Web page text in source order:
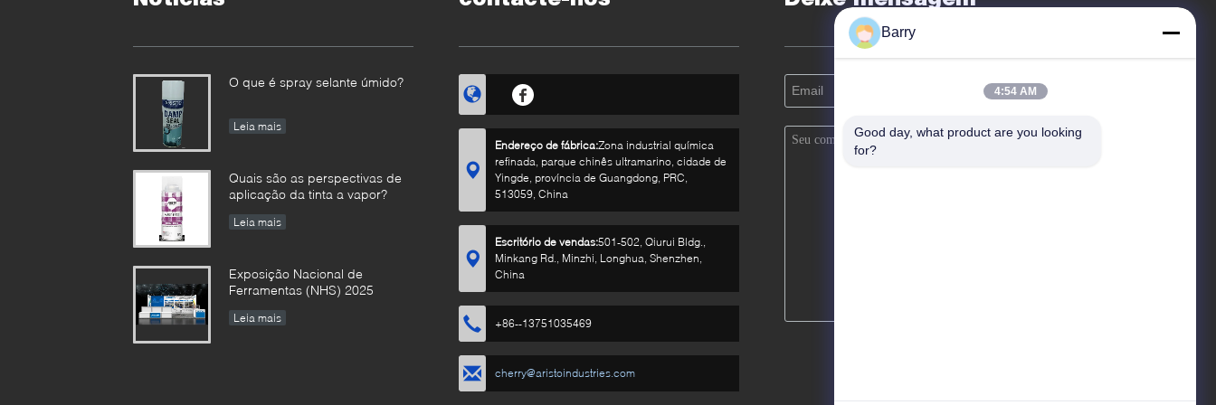
temperatura
O que é spray selante úmido?
Leia mais
Quais são as perspectivas de
aplicação da tinta a vapor?
Leia mais
Exposição Nacional de
Ferramentas (NHS) 2025
Leia mais
Endereço de fábrica:Zona industrial química
refinada, parque chinês ultramarino, cidade de
Yingde, província de Guangdong, PRC,
513059, China
Escritório de vendas:501-502, Qiurui Bldg.,
Minkang Rd., Minzhi, Longhua, Shenzhen,
China
+86--13751035469
cherry@aristoindustries.com
Barry
4:54 AM
Good day, what product are you looking
for?